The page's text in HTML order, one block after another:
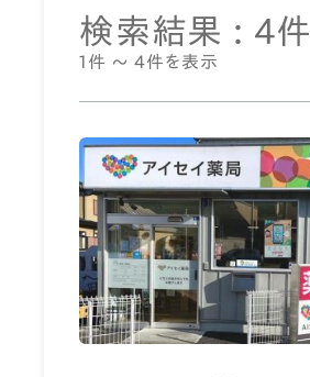
検索結果 : 4件
1件 ～ 4件を表示